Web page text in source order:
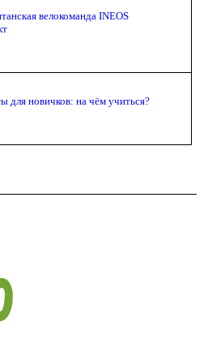
велокоманда INEOS
для новичков: на чём учиться?